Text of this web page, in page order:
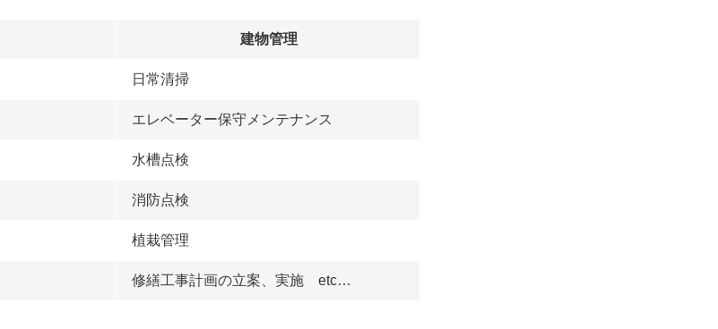
建物管理
日常清掃
エレベーター保守メンテナンス
水槽点検
消防点検
植栽管理
修繕工事計画の立案、実施 etc…